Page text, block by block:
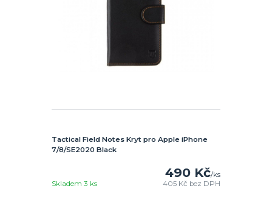
Tactical Field Notes Kryt pro Apple iPhone
7/8/SE2020 Black
490 Kč/ks
405 Kč bez DPH
Skladem 3 ks